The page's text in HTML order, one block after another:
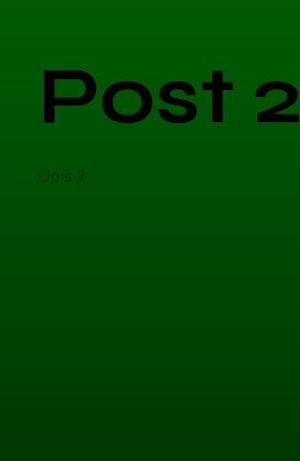
Post 2
Opis 2